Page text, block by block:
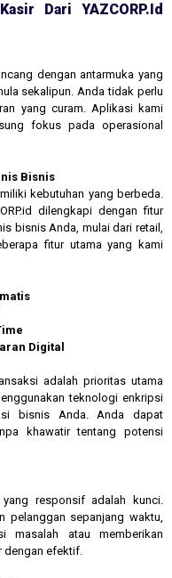
Dari YAZCORP.id
dengan antarmuka yang
sekalipun. Anda tidak perlu
yang curam. Aplikasi kami
fokus pada operasional
Bisnis
kebutuhan yang berbeda.
dilengkapi dengan fitur
bisnis Anda, mulai dari retail,
fitur utama yang kami
Digital
adalah prioritas utama
teknologi enkripsi
bisnis Anda. Anda dapat
khawatir tentang potensi
responsif adalah kunci.
pelanggan sepanjang waktu,
masalah atau memberikan
dengan efektif.